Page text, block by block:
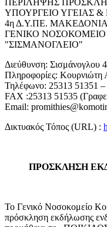
ΥΠΟΥΡΓΕΙΟ ΥΓΕΙΑΣ
4η Δ.Υ.ΠΕ.
ΓΕΝΙΚΟ
"ΣΙΣΜΑΝΟΓΛΕΙΟ"
Διεύθυνση:
Πληροφορίες: Κουρνιώτη
Τηλέφωνο: 25313 51351 –
FAX :25313 51535
Email:
Δικτυακός Τόπος (URL) :
ΠΡΟΣΚΛΗΣΗ
Το Γενικό Νοσοκομείο
πρόσκληση εκδήλωσης